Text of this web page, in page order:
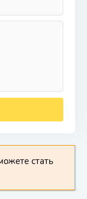
стать